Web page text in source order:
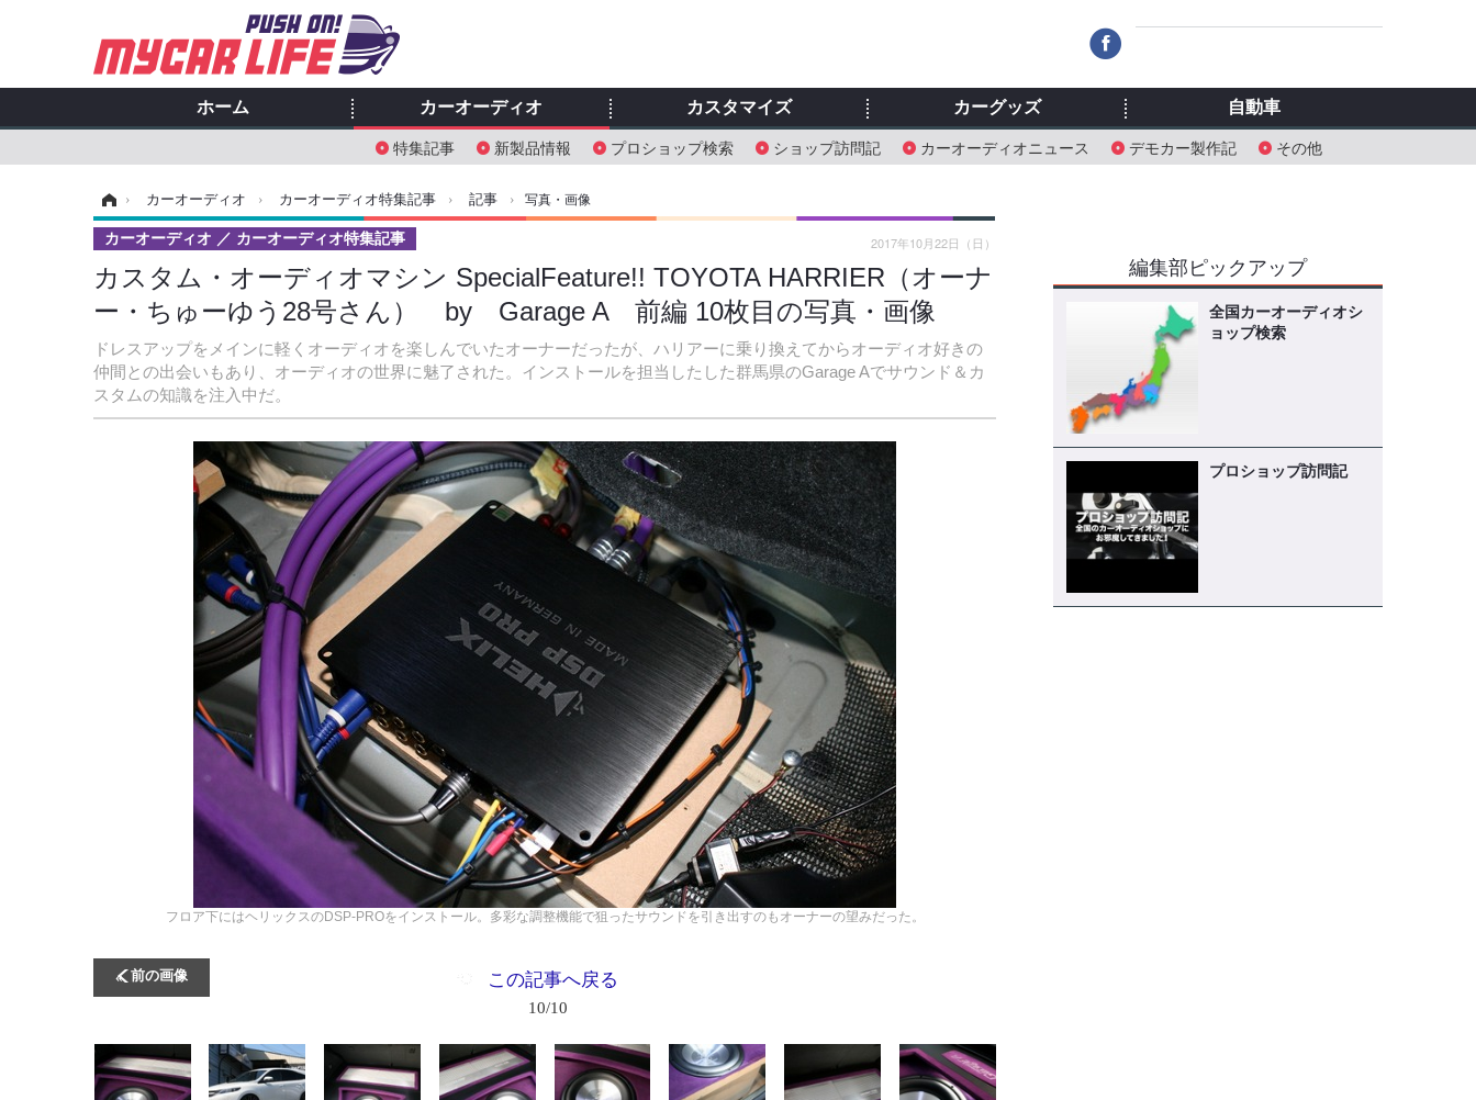
ホーム カーオーディオ
特集記事 新製品情報 プロショップ検索 ショップ訪問記 カーオーディオニュース デモカー製作記 その他
カスタマイズ カーグッズ 自動車
› カーオーディオ › カーオーディオ特集記事 › 記事 › 写真・画像
カスタム・オーディオマシン SpecialFeature!! TOYOTA HARRIER（オーナ
ー・ちゅーゆう28号さん） by Garage A 前編 10枚目の写真・画像
ドレスアップをメインに軽くオーディオを楽しんでいたオーナーだったが、ハリアーに乗り換えてからオーディオ好きの
仲間との出会いもあり、オーディオの世界に魅了された。インストールを担当したした群馬県のGarage Aでサウンド＆カ
スタムの知識を注入中だ。
カーオーディオ カーオーディオ特集記事 2017年10月22日（日）
フロア下にはヘリックスのDSP-PROをインストール。多彩な調整機能で狙ったサウンドを引き出すのもオーナーの望みだった。
前の画像 この記事へ戻る
10/10
編集部ピックアップ
全国カーオーディオシ
ョップ検索
プロショップ訪問記